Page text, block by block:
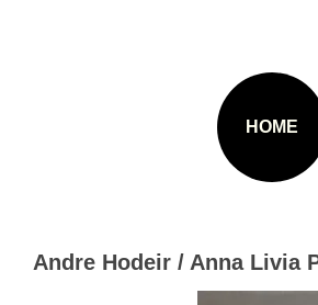
HOME
Andre Hodeir / Anna Livia